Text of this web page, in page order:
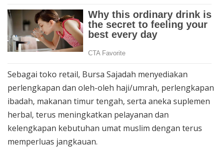
Sebagai toko retail, Bursa Sajadah menyediakan
perlengkapan dan oleh-oleh haji/umrah, perlengkapan
ibadah, makanan timur tengah, serta aneka suplemen
herbal, terus meningkatkan pelayanan dan
kelengkapan kebutuhan umat muslim dengan terus
memperluas jangkauan.